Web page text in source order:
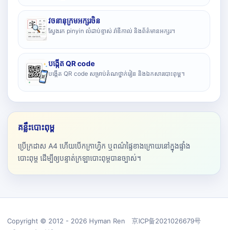
វចនានុក្រមអក្សរចិន
ស្វែងរក pinyin លំដាប់ខ្ទាស់ រ៉ាឌីកាល់ និងព័ត៌មានអក្សរ។
បង្កើត QR code
បង្កើត QR code សម្រាប់តំណថ្នាក់រៀន និងឯកសារបោះពុម្ព។
គន្លឹះបោះពុម្ព
ប្រើក្រដាស A4 ហើយបើកក្រាហ្វិក ឬពណ៌ផ្ទៃខាងក្រោយនៅក្នុងផ្ទាំង
បោះពុម្ព ដើម្បីឲ្យបន្ទាត់ក្រឡាបោះពុម្ពបានច្បាស់។
Copyright © 2012 - 2026 Hyman Ren 京ICP备2021026679号